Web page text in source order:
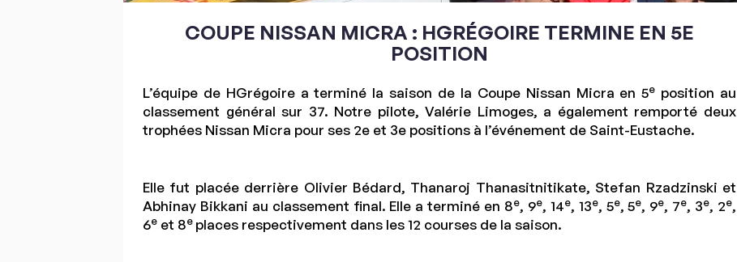
COUPE NISSAN MICRA : HGRÉGOIRE TERMINE EN 5E
POSITION
L’équipe de HGrégoire a terminé la saison de la Coupe Nissan Micra en 5e position au
classement général sur 37. Notre pilote, Valérie Limoges, a également remporté deux
trophées Nissan Micra pour ses 2e et 3e positions à l’événement de Saint-Eustache.
Elle fut placée derrière Olivier Bédard, Thanaroj Thanasitnitikate, Stefan Rzadzinski et
Abhinay Bikkani au classement final. Elle a terminé en 8e, 9e, 14e, 13e, 5e, 5e, 9e, 7e, 3e, 2e,
6e et 8e places respectivement dans les 12 courses de la saison.